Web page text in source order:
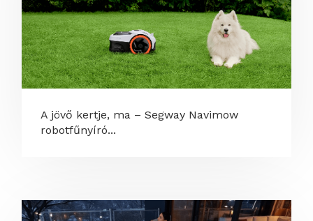
A jövő kertje, ma – Segway Navimow
robotfűnyíró...